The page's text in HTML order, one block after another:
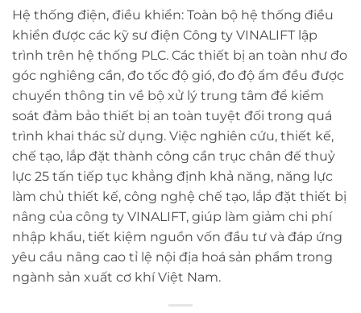
Hệ thống điện, điều khiển: Toàn bộ hệ thống điều
khiển được các kỹ sư điện Công ty VINALIFT lập
trình trên hệ thống PLC. Các thiết bị an toàn như đo
góc nghiêng cần, đo tốc độ gió, đo độ ẩm đều được
chuyển thông tin về bộ xử lý trung tâm để kiểm
soát đảm bảo thiết bị an toàn tuyệt đối trong quá
trình khai thác sử dụng. Việc nghiên cứu, thiết kế,
chế tạo, lắp đặt thành công cần trục chân đế thuỷ
lực 25 tấn tiếp tục khẳng định khả năng, năng lực
làm chủ thiết kế, công nghệ chế tạo, lắp đặt thiết bị
nâng của công ty VINALIFT, giúp làm giảm chi phí
nhập khẩu, tiết kiệm nguồn vốn đầu tư và đáp ứng
yêu cầu nâng cao tỉ lệ nội địa hoá sản phẩm trong
ngành sản xuất cơ khí Việt Nam.